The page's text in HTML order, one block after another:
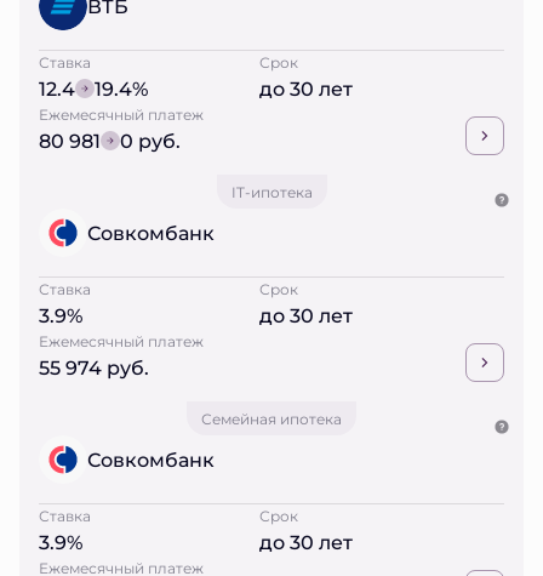
ВТБ
Ставка
12.4 19.4%
Срок
до 30 лет
Ежемесячный платеж
80 981 0 руб.
IT-ипотека
Совкомбанк
Ставка
3.9%
Срок
до 30 лет
Ежемесячный платеж
55 974 руб.
Семейная ипотека
Совкомбанк
Ставка
3.9%
Срок
до 30 лет
Ежемесячный платеж